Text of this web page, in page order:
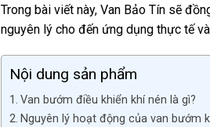
Trong bài viết này, Van Bảo Tín sẽ
nguyên lý cho đến ứng dụng thực tế
Nội dung sản phẩm
Van bướm điều khiển khí nén là gì?
Nguyên lý hoạt động của van bướm